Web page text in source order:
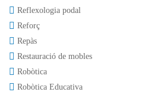
Reflexologia podal
Reforç
Repàs
Restauració de mobles
Robòtica
Robòtica Educativa